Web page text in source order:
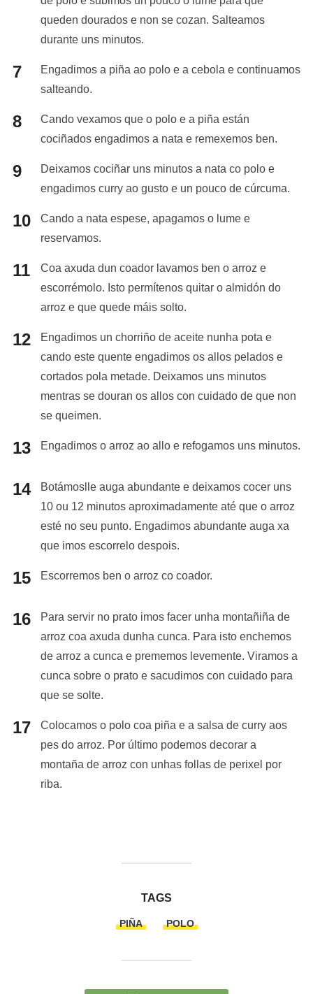
queden dourados e non se cozan. Salteamos
durante uns minutos.
Engadimos a piña ao polo e a cebola e continuamos
salteando.
Cando vexamos que o polo e a piña están
cociñados engadimos a nata e remexemos ben.
Deixamos cociñar uns minutos a nata co polo e
engadimos curry ao gusto e un pouco de cúrcuma.
Cando a nata espese, apagamos o lume e
reservamos.
Coa axuda dun coador lavamos ben o arroz e
escorrémolo. Isto permítenos quitar o almidón do
arroz e que quede máis solto.
Engadimos un chorriño de aceite nunha pota e
cando este quente engadimos os allos pelados e
cortados pola metade. Deixamos uns minutos
mentras se douran os allos con cuidado de que non
se queimen.
Engadimos o arroz ao allo e refogamos uns minutos.
Botámoslle auga abundante e deixamos cocer uns
10 ou 12 minutos aproximadamente até que o arroz
esté no seu punto. Engadimos abundante auga xa
que imos escorrelo despois.
Escorremos ben o arroz co coador.
Para servir no prato imos facer unha montañiña de
arroz coa axuda dunha cunca. Para isto enchemos
de arroz a cunca e prememos levemente. Viramos a
cunca sobre o prato e sacudimos con cuidado para
que se solte.
Colocamos o polo coa piña e a salsa de curry aos
pes do arroz. Por último podemos decorar a
montaña de arroz con unhas follas de perixel por
riba.
TAGS
PIÑA POLO